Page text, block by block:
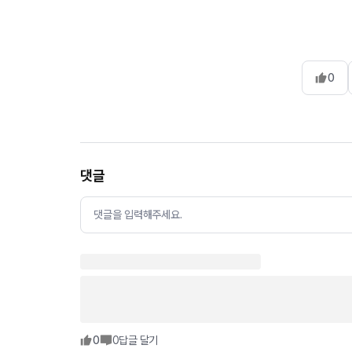
0
댓글
댓글을 입력해주세요.
0 0답글 달기